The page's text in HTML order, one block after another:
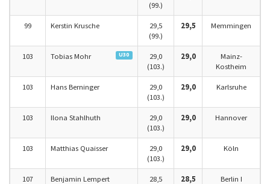
(99.)
99 Kerstin Krusche
29,5
(99.)
29,5 Memmingen
103 Tobias Mohr U30
29,0
(103.)
29,0
Mainz-
Kostheim
103 Hans Berninger
29,0
(103.)
29,0 Karlsruhe
103 Ilona Stahlhuth
29,0
(103.)
29,0 Hannover
103 Matthias Quaisser
29,0
(103.)
29,0 Köln
107 Benjamin Lempert
28,5
28,5 Berlin I